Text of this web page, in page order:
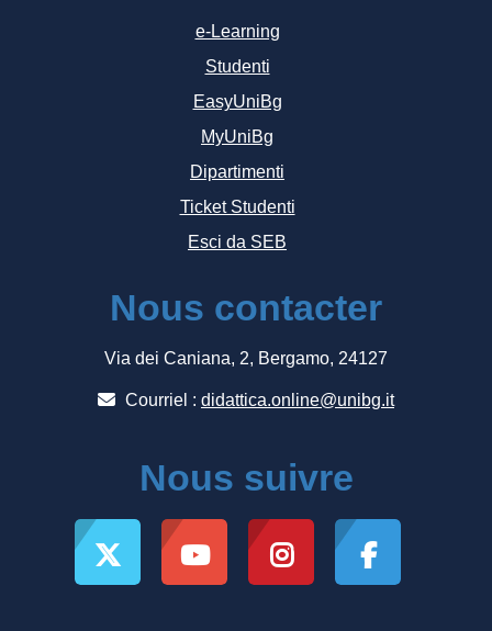
e-Learning
Studenti
EasyUniBg
MyUniBg
Dipartimenti
Ticket Studenti
Esci da SEB
Nous contacter
Via dei Caniana, 2, Bergamo, 24127
Courriel : didattica.online@unibg.it
Nous suivre